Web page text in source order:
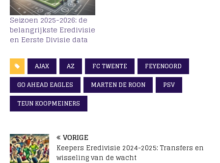
Seizoen 2025-2026: de
belangrijkste Eredivisie
en Eerste Divisie data
AJAX AZ FC TWENTE
FEYENOORD
GO AHEAD EAGLES
MARTEN DE ROON
PSV
TEUN KOOPMEINERS
VORIGE
Keepers Eredivisie 2024-2025: Transfers en
wisseling van de wacht